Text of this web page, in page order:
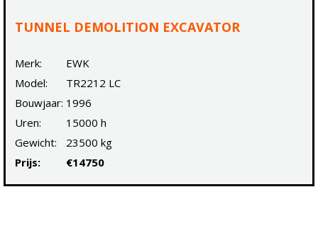
TUNNEL DEMOLITION EXCAVATOR
Merk:
EWK
Model:
TR2212 LC
Bouwjaar: 1996
Uren:
15000 h
Gewicht:
23500 kg
Prijs:
€14750